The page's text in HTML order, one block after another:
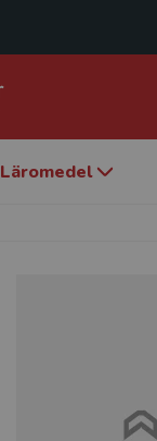
Läromedel